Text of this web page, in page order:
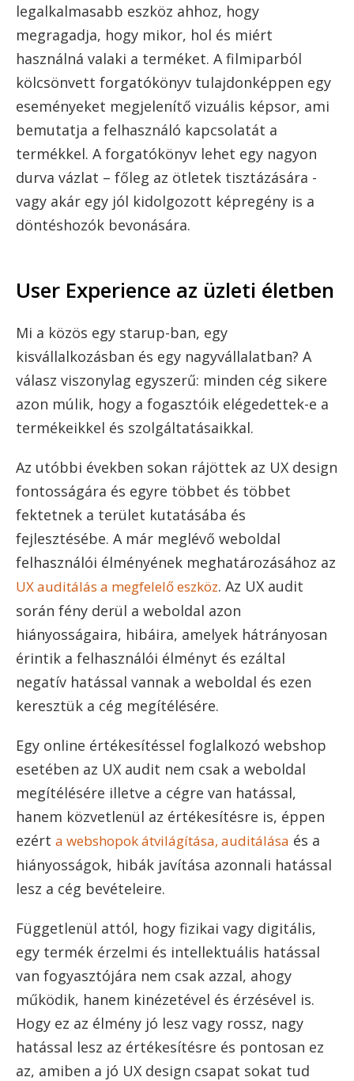
legalkalmasabb eszköz ahhoz, hogy
megragadja, hogy mikor, hol és miért
használná valaki a terméket. A filmiparból
kölcsönvett forgatókönyv tulajdonképpen egy
eseményeket megjelenítő vizuális képsor, ami
bemutatja a felhasználó kapcsolatát a
termékkel. A forgatókönyv lehet egy nagyon
durva vázlat – főleg az ötletek tisztázására -
vagy akár egy jól kidolgozott képregény is a
döntéshozók bevonására.
User Experience az üzleti életben
Mi a közös egy starup-ban, egy
kisvállalkozásban és egy nagyvállalatban? A
válasz viszonylag egyszerű: minden cég sikere
azon múlik, hogy a fogasztóik elégedettek-e a
termékeikkel és szolgáltatásaikkal.
Az utóbbi években sokan rájöttek az UX design
fontosságára és egyre többet és többet
fektetnek a terület kutatásába és
fejlesztésébe. A már meglévő weboldal
felhasználói élményének meghatározásához az
UX auditálás a megfelelő eszköz. Az UX audit
során fény derül a weboldal azon
hiányosságaira, hibáira, amelyek hátrányosan
érintik a felhasználói élményt és ezáltal
negatív hatással vannak a weboldal és ezen
keresztük a cég megítélésére.
Egy online értékesítéssel foglalkozó webshop
esetében az UX audit nem csak a weboldal
megítélésére illetve a cégre van hatással,
hanem közvetlenül az értékesítésre is, éppen
ezért a webshopok átvilágítása, auditálása és a
hiányosságok, hibák javítása azonnali hatással
lesz a cég bevételeire.
Függetlenül attól, hogy fizikai vagy digitális,
egy termék érzelmi és intellektuális hatással
van fogyasztójára nem csak azzal, ahogy
működik, hanem kinézetével és érzésével is.
Hogy ez az élmény jó lesz vagy rossz, nagy
hatással lesz az értékesítésre és pontosan ez
az, amiben a jó UX design csapat sokat tud